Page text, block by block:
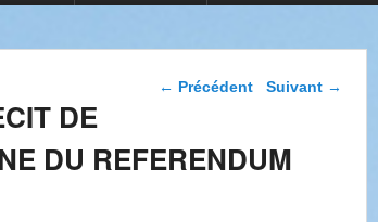
Navigation dans les
← Précédent Suivant →
DE
DU REFERENDUM